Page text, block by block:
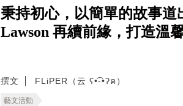
秉持初心，以簡單的故事
Lawson 再續前緣，打造溫
撰文 FLiPER（云 ʕ•͡-•ʔฅ）
藝文活動